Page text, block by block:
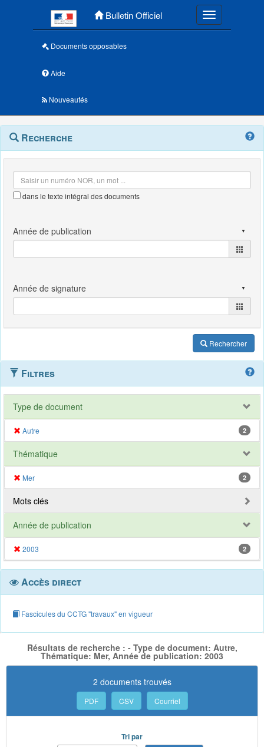
Bulletin Officiel Toggle
Documents opposables
Aide
Nouveautés
Navigation
outils
Menu
contextuel
Recherche
dans le texte intégral des documents
Rechercher
Filtres
Type de document
Autre 2
Thématique
Mer 2
Mots clés
Année de publication
2003 2
Accès direct
Fascicules du CCTG "travaux" en vigueur
Résultats de recherche : - Type de document: Autre,
Thématique: Mer, Année de publication: 2003
2 documents trouvés
PDF CSV Courriel
Tri par